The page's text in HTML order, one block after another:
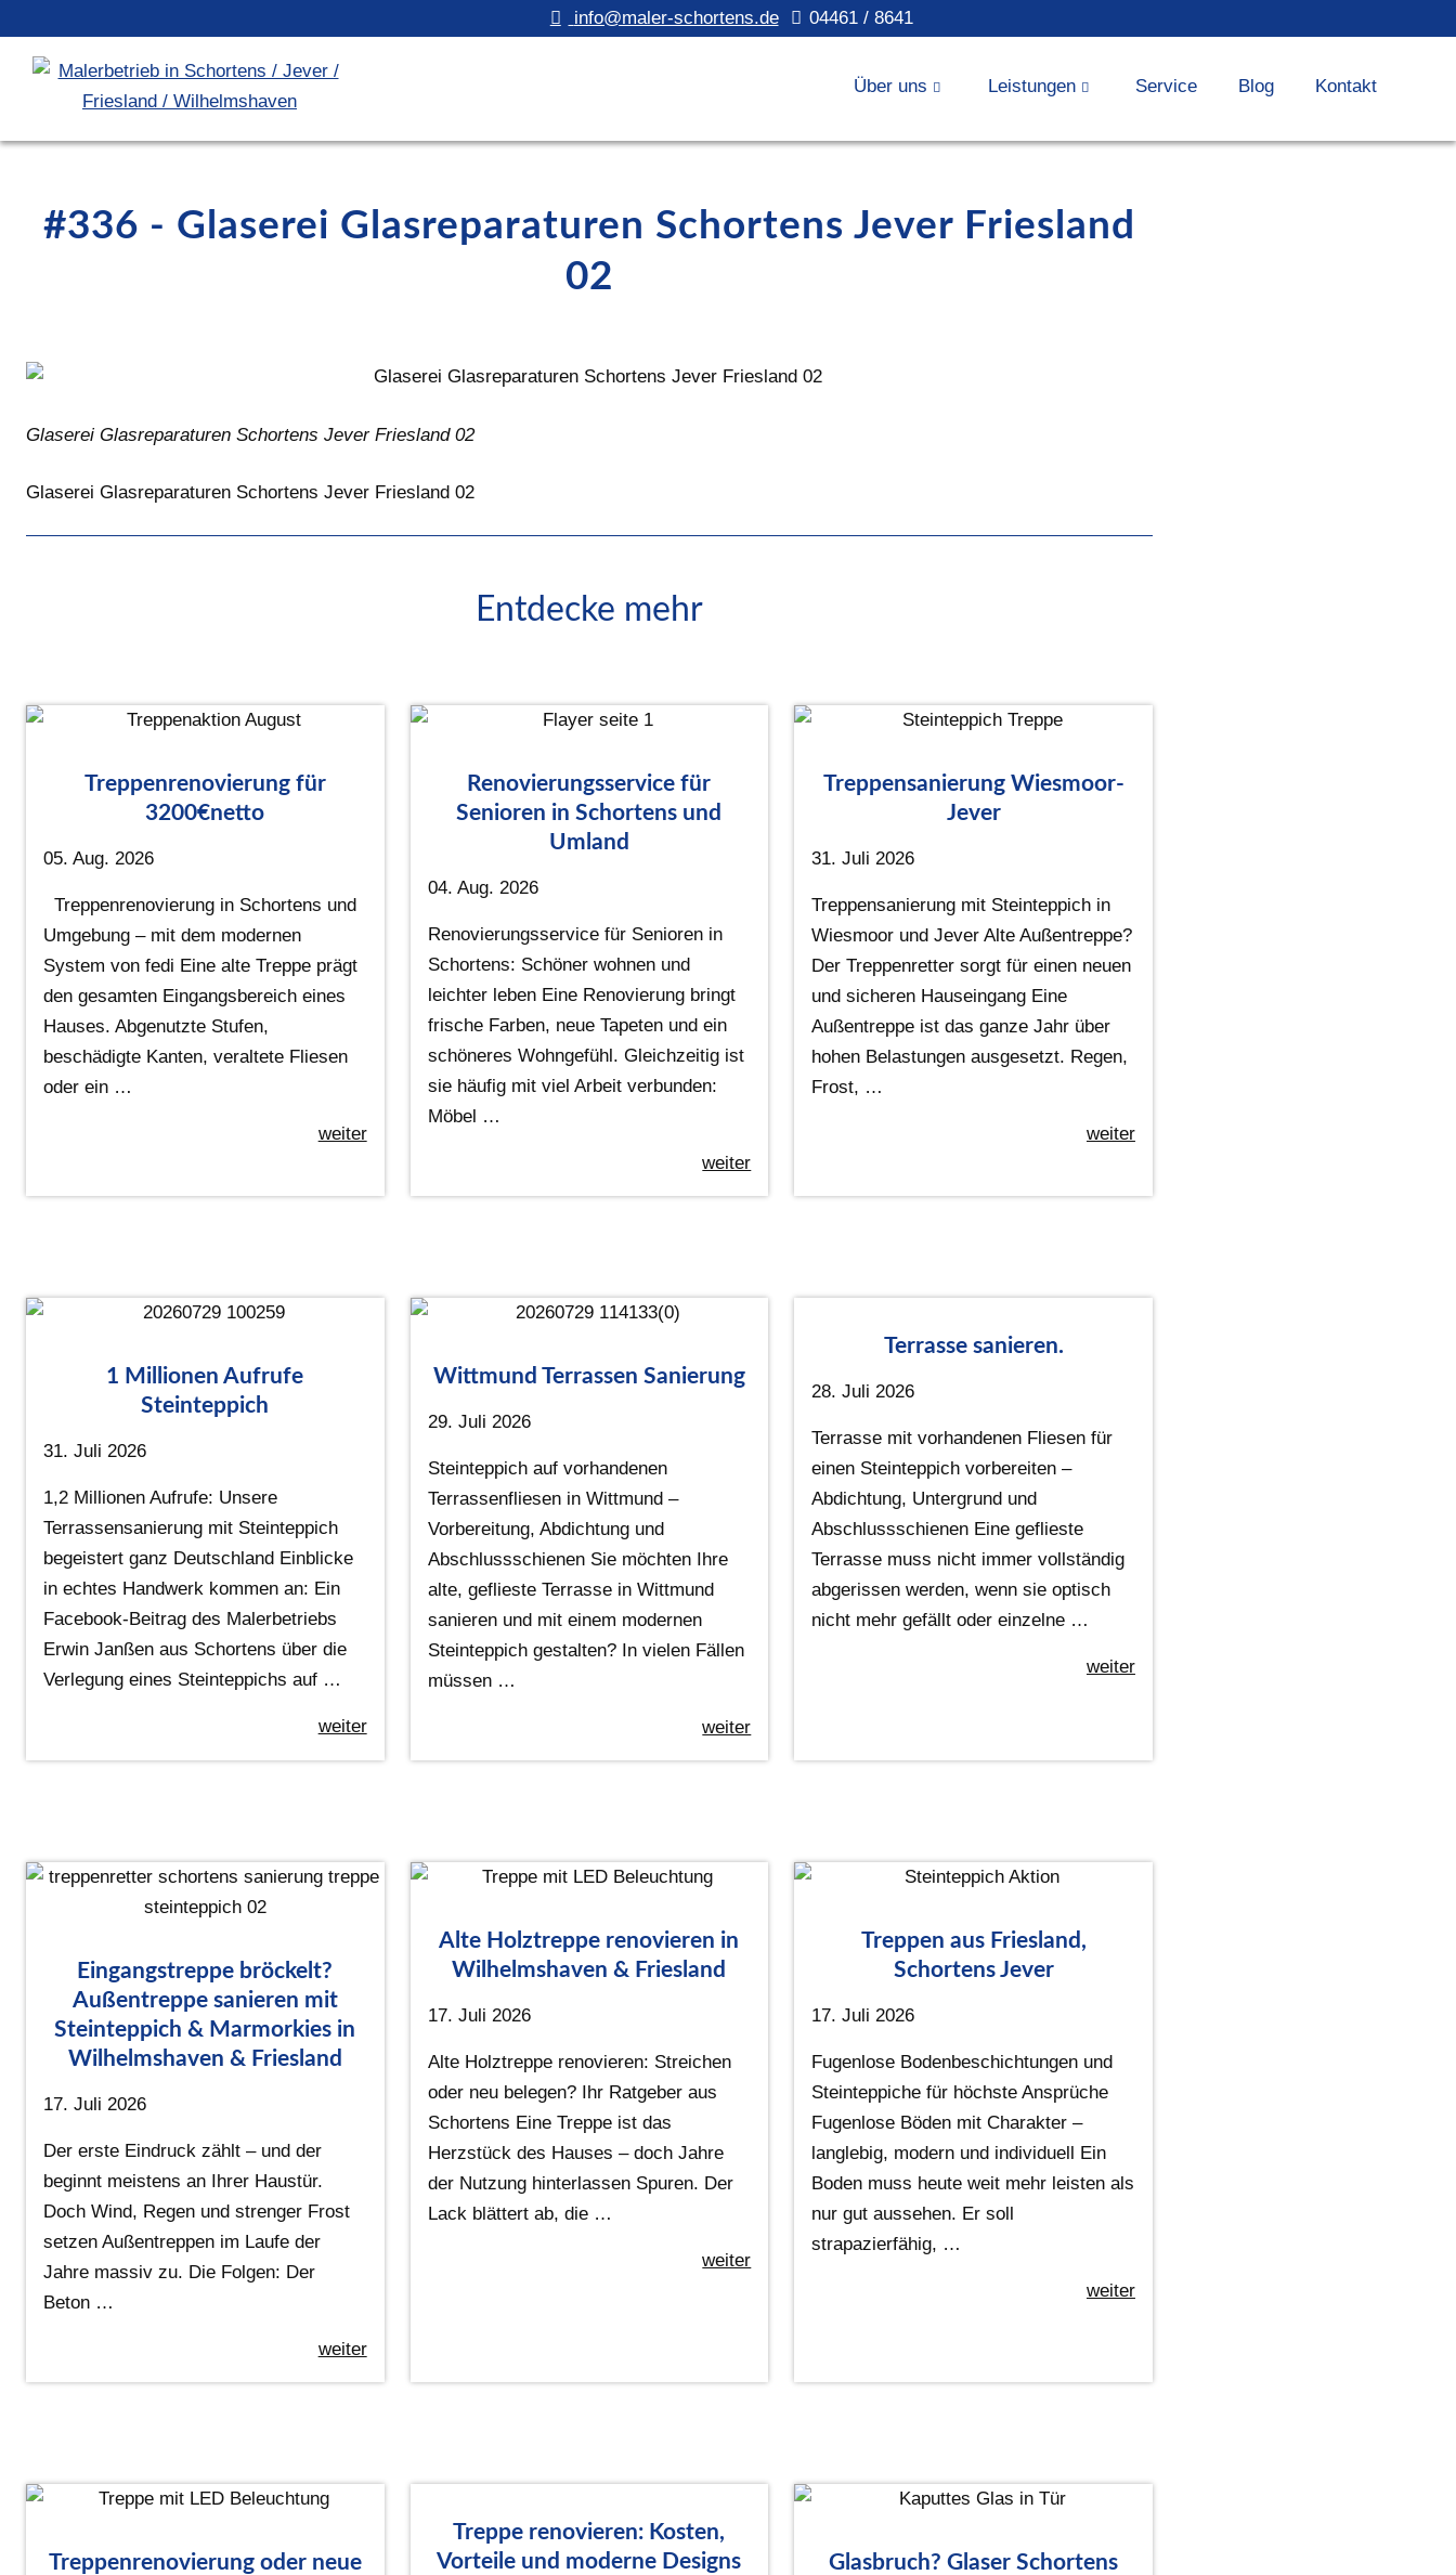
info@maler-schortens.de 04461 / 8641
Über uns Leistungen Service Blog Kontakt
#336 - Glaserei Glasreparaturen Schortens Jever Friesland
02
Glaserei Glasreparaturen Schortens Jever Friesland 02
Glaserei Glasreparaturen Schortens Jever Friesland 02
Entdecke mehr
Treppenrenovierung für
3200€netto
05. Aug. 2026
Treppenrenovierung in Schortens und
Umgebung – mit dem modernen
System von fedi Eine alte Treppe prägt
den gesamten Eingangsbereich eines
Hauses. Abgenutzte Stufen,
beschädigte Kanten, veraltete Fliesen
oder ein …
weiter
Renovierungsservice für
Senioren in Schortens und
Umland
04. Aug. 2026
Renovierungsservice für Senioren in
Schortens: Schöner wohnen und
leichter leben Eine Renovierung bringt
frische Farben, neue Tapeten und ein
schöneres Wohngefühl. Gleichzeitig ist
sie häufig mit viel Arbeit verbunden:
Möbel …
weiter
Treppensanierung Wiesmoor-
Jever
31. Juli 2026
Treppensanierung mit Steinteppich in
Wiesmoor und Jever Alte Außentreppe?
Der Treppenretter sorgt für einen neuen
und sicheren Hauseingang Eine
Außentreppe ist das ganze Jahr über
hohen Belastungen ausgesetzt. Regen,
Frost, …
weiter
1 Millionen Aufrufe
Steinteppich
31. Juli 2026
1,2 Millionen Aufrufe: Unsere
Terrassensanierung mit Steinteppich
begeistert ganz Deutschland Einblicke
in echtes Handwerk kommen an: Ein
Facebook-Beitrag des Malerbetriebs
Erwin Janßen aus Schortens über die
Verlegung eines Steinteppichs auf …
weiter
Wittmund Terrassen Sanierung
29. Juli 2026
Steinteppich auf vorhandenen
Terrassenfliesen in Wittmund –
Vorbereitung, Abdichtung und
Abschlussschienen Sie möchten Ihre
alte, geflieste Terrasse in Wittmund
sanieren und mit einem modernen
Steinteppich gestalten? In vielen Fällen
müssen …
weiter
Terrasse sanieren.
28. Juli 2026
Terrasse mit vorhandenen Fliesen für
einen Steinteppich vorbereiten –
Abdichtung, Untergrund und
Abschlussschienen Eine geflieste
Terrasse muss nicht immer vollständig
abgerissen werden, wenn sie optisch
nicht mehr gefällt oder einzelne …
weiter
Eingangstreppe bröckelt?
Außentreppe sanieren mit
Steinteppich & Marmorkies in
Wilhelmshaven & Friesland
17. Juli 2026
Der erste Eindruck zählt – und der
beginnt meistens an Ihrer Haustür.
Doch Wind, Regen und strenger Frost
setzen Außentreppen im Laufe der
Jahre massiv zu. Die Folgen: Der
Beton …
weiter
Alte Holztreppe renovieren in
Wilhelmshaven & Friesland
17. Juli 2026
Alte Holztreppe renovieren: Streichen
oder neu belegen? Ihr Ratgeber aus
Schortens Eine Treppe ist das
Herzstück des Hauses – doch Jahre
der Nutzung hinterlassen Spuren. Der
Lack blättert ab, die …
weiter
Treppen aus Friesland,
Schortens Jever
17. Juli 2026
Fugenlose Bodenbeschichtungen und
Steinteppiche für höchste Ansprüche
Fugenlose Böden mit Charakter –
langlebig, modern und individuell Ein
Boden muss heute weit mehr leisten als
nur gut aussehen. Er soll
strapazierfähig, …
weiter
Treppenrenovierung oder neue
Treppe renovieren: Kosten,
Vorteile und moderne Designs
Glasbruch? Glaser Schortens